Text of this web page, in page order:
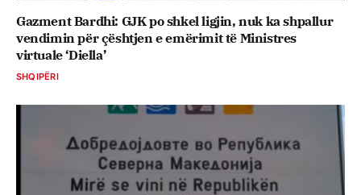
Gazment Bardhi: GJK po shkel ligjin, nuk ka shpallur
vendimin për çështjen e emërimit të Ministres
virtuale ‘Diella’
SHQIPËRI